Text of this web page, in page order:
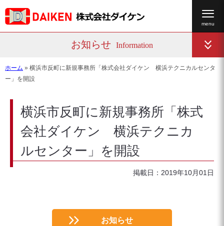
お知らせ Information
ホーム » 横浜市反町に新規事務所「株式会社ダイケン 横浜テクニカルセンタ
ー」を開設
横浜市反町に新規事務所「株式
会社ダイケン 横浜テクニカ
ルセンター」を開設
掲載日：2019年10月01日
お知らせ